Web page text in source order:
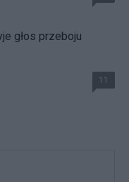
głos przeboju
11